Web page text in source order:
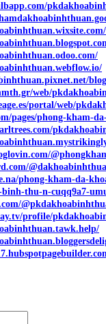
blog
web/
portal/web/
pages/phong-kham-
phong-kham-da-
thu-n-cuqq9a7-
profile/